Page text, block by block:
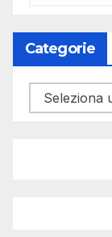
Categorie
Categorie